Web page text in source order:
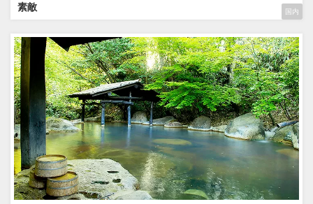
国内
素敵